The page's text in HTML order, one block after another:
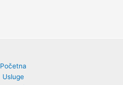
Početna
Usluge